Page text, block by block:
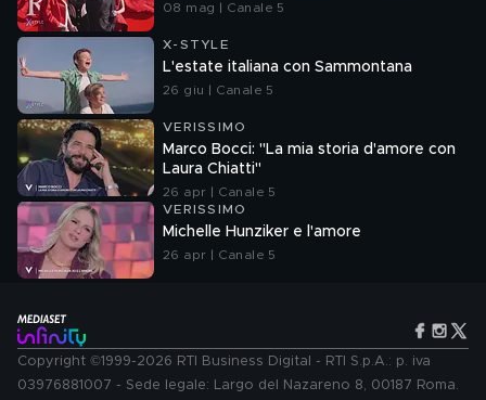
08 mag | Canale 5
X-STYLE
L'estate italiana con Sammontana
26 giu | Canale 5
VERISSIMO
Marco Bocci: "La mia storia d'amore con
Laura Chiatti"
26 apr | Canale 5
VERISSIMO
Michelle Hunziker e l'amore
26 apr | Canale 5
Copyright ©1999-2026 RTI Business Digital - RTI S.p.A.: p. iva
03976881007 - Sede legale: Largo del Nazareno 8, 00187 Roma.